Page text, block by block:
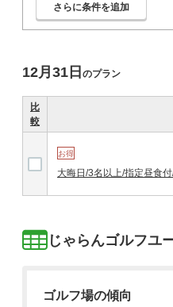
さらに条件を追加
12月31日 のプラン
比
較
お得
大晦日/3名以上/指定昼食
じゃらんゴルフユ
ゴルフ場の傾向